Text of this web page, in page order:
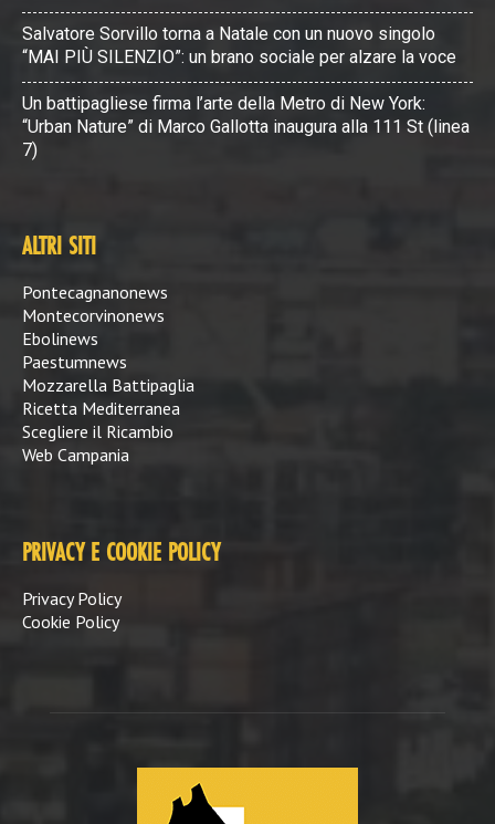
Salvatore Sorvillo torna a Natale con un nuovo singolo
“MAI PIÙ SILENZIO”: un brano sociale per alzare la voce
Un battipagliese firma l’arte della Metro di New York:
“Urban Nature” di Marco Gallotta inaugura alla 111 St (linea
7)
ALTRI SITI
Pontecagnanonews
Montecorvinonews
Ebolinews
Paestumnews
Mozzarella Battipaglia
Ricetta Mediterranea
Scegliere il Ricambio
Web Campania
PRIVACY E COOKIE POLICY
Privacy Policy
Cookie Policy